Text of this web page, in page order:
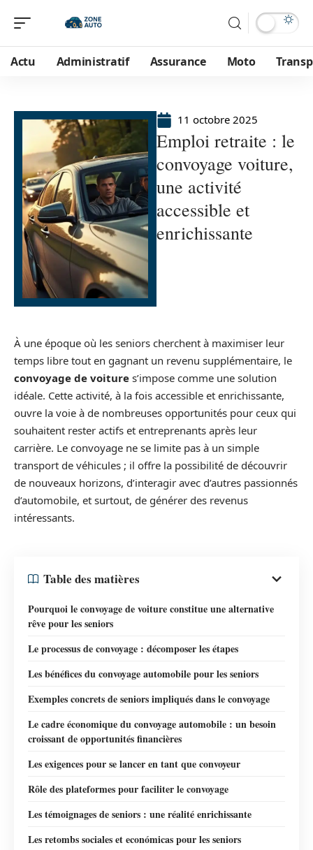
Actu Administratif Assurance Moto
11 octobre 2025
Emploi retraite : le
convoyage voiture,
une activité
accessible et
enrichissante
À une époque où les seniors cherchent à maximiser leur
temps libre tout en gagnant un revenu supplémentaire, le
convoyage de voiture s’impose comme une solution
idéale. Cette activité, à la fois accessible et enrichissante,
ouvre la voie à de nombreuses opportunités pour ceux qui
souhaitent rester actifs et entreprenants après leur
carrière. Le convoyage ne se limite pas à un simple
transport de véhicules ; il offre la possibilité de découvrir
de nouveaux horizons, d’interagir avec d’autres passionnés
d’automobile, et surtout, de générer des revenus
intéressants.
Table des matières
Pourquoi le convoyage de voiture constitue une alternative
rêve pour les seniors
Le processus de convoyage : décomposer les étapes
Les bénéfices du convoyage automobile pour les seniors
Exemples concrets de seniors impliqués dans le convoyage
Le cadre économique du convoyage automobile : un besoin
croissant de opportunités financières
Les exigences pour se lancer en tant que convoyeur
Rôle des plateformes pour faciliter le convoyage
Les témoignages de seniors : une réalité enrichissante
Les retombs sociales et económicas pour les seniors